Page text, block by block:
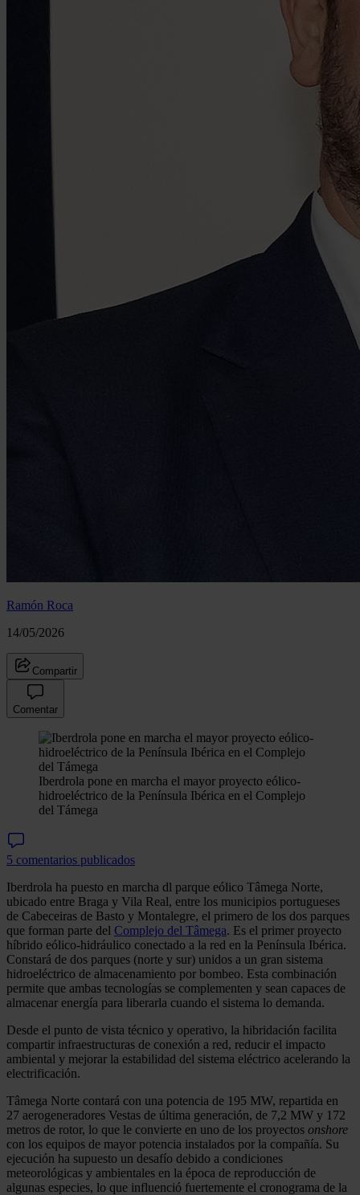
Ramón Roca
14/05/2026
Compartir
Comentar
Iberdrola pone en marcha el mayor proyecto eólico-
hidroeléctrico de la Península Ibérica en el Complejo
del Támega
5 comentarios publicados
Iberdrola ha puesto en marcha dl parque eólico Tâmega Norte,
ubicado entre Braga y Vila Real, entre los municipios portugueses
de Cabeceiras de Basto y Montalegre, el primero de los dos parques
que forman parte del Complejo del Tâmega. Es el primer proyecto
híbrido eólico-hidráulico conectado a la red en la Península Ibérica.
Constará de dos parques (norte y sur) unidos a un gran sistema
hidroeléctrico de almacenamiento por bombeo. Esta combinación
permite que ambas tecnologías se complementen y sean capaces de
almacenar energía para liberarla cuando el sistema lo demanda.
Desde el punto de vista técnico y operativo, la hibridación facilita
compartir infraestructuras de conexión a red, reducir el impacto
ambiental y mejorar la estabilidad del sistema eléctrico acelerando la
electrificación.
Tâmega Norte contará con una potencia de 195 MW, repartida en
27 aerogeneradores Vestas de última generación, de 7,2 MW y 172
metros de rotor, lo que le convierte en uno de los proyectos onshore
con los equipos de mayor potencia instalados por la compañía. Su
ejecución ha supuesto un desafío debido a condiciones
meteorológicas y ambientales en la época de reproducción de
algunas especies, lo que influenció fuertemente el cronograma de la